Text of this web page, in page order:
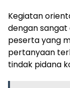
Kegiatan
dengan
peserta yang
pertanyaan
tindak pidana